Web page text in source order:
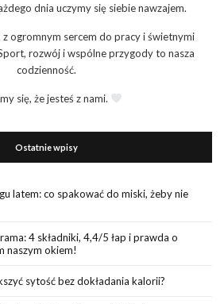
dnia uczymy się siebie nawzajem.
ogromnym sercem do pracy i świetnymi
rozwój i wspólne przygody to nasza
codzienność.
się, że jesteś z nami.
Ostatnie wpisy
latem: co spakować do miski, żeby nie
4 składniki, 4,4/5 łap i prawda o
naszym okiem!
sytość bez dokładania kalorii?